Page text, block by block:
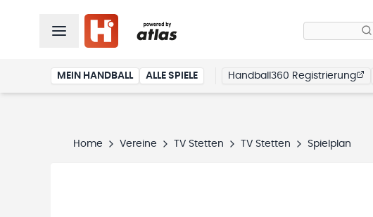
MEIN HANDBALL ALLE SPIELE Handball360 Registrierung
Home Vereine TV Stetten TV Stetten Spielplan